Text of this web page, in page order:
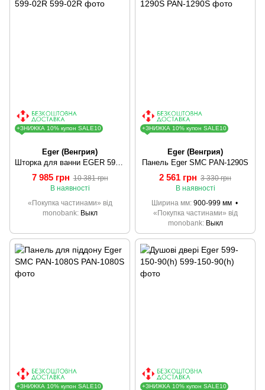
+ЗНИЖКА 10% купон SALE10
Eger (Венгрия)
7 985 грн 10 381 грн
В наявності
«Покупка частинами» від
monobank Выкл
+ЗНИЖКА 10% купон SALE10
Eger (Венгрия)
Панель Eger SMC PAN-1290S
2 561 грн 3 330 грн
В наявності
Ширина мм 900-999 мм
«Покупка частинами» від
monobank Выкл
+ЗНИЖКА 10% купон SALE10 +ЗНИЖКА 10% купон SALE10